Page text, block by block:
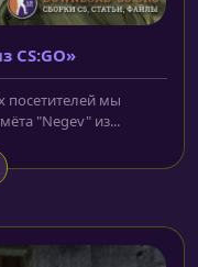
CS:GO»
мы
"Negev" из...